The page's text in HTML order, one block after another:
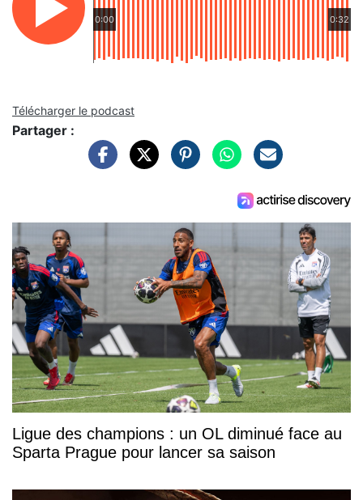
0:00 0:32
Télécharger le podcast
Partager :
Ligue des champions : un OL diminué face au
Sparta Prague pour lancer sa saison